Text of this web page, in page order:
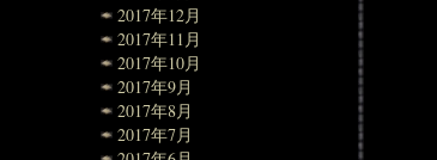
2017年12月
2017年11月
2017年10月
2017年9月
2017年8月
2017年7月